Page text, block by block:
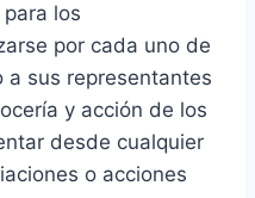
los
por cada uno de
a sus representantes
y acción de los
desde cualquier
o acciones